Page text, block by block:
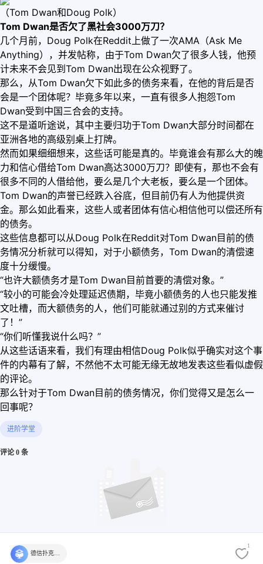
（Tom Dwan和Doug Polk）
Tom Dwan是否欠了黑社会3000万刀？
几个月前，Doug Polk在Reddit上做了一次AMA（Ask Me
Anything），并发帖称，由于Tom Dwan欠了很多人钱，他预
计未来不会见到Tom Dwan出现在公众视野了。
那么，从Tom Dwan欠下如此多的债务来看，在他的背后是否
会是一个团体呢？毕竟多年以来，一直有很多人抱怨Tom
Dwan受到中国三合会的支持。
这不是道听途说，其中主要归功于Tom Dwan大部分时间都在
亚洲各地的高级别桌上打牌。
然而如果细细想来，这些话可能是真的。毕竟谁会有那么大的魄
力和信心借给Tom Dwan高达3000万刀？即使有，那也不会有
很多不同的人借给他，要么是几个大老板，要么是一个团体。
Tom Dwan的声誉已经跌入谷底，但目前仍有人为他提供资
金。那么如此看来，这些人或者团体有信心相信他可以偿还所有
的债务。
这些信息都可以从Doug Polk在Reddit对Tom Dwan目前的债
务情况分析就可以得知，对于小额债务，Tom Dwan的清偿速
度十分缓慢。
“也许大额债务才是Tom Dwan目前首要的清偿对象。”
“较小的可能会冷处理延迟债期，毕竟小额债务的人也只能发推
文吐槽，而大额债务的人，他们可能就通过别的方式来催讨
了！”
“你们听懂我说什么吗？”
从这些话语来看，我们有理由相信Doug Polk似乎确实对这个事
件的内幕有了解，不然他不太可能无缘无故地发表这些看似虚假
的评论。
那么针对于Tom Dwan目前的债务情况，你们觉得又是怎么一
回事呢？
进阶学堂
评论 0 条
1